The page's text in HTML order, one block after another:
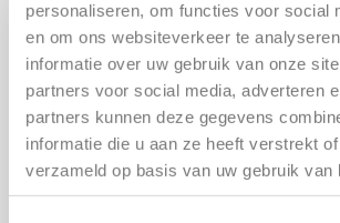
personaliseren, om functies voor social
en om ons websiteverkeer te
informatie over uw gebruik van onze
partners voor social media, adverteren
partners kunnen deze gegevens
informatie die u aan ze heeft verstrekt
verzameld op basis van uw gebruik van